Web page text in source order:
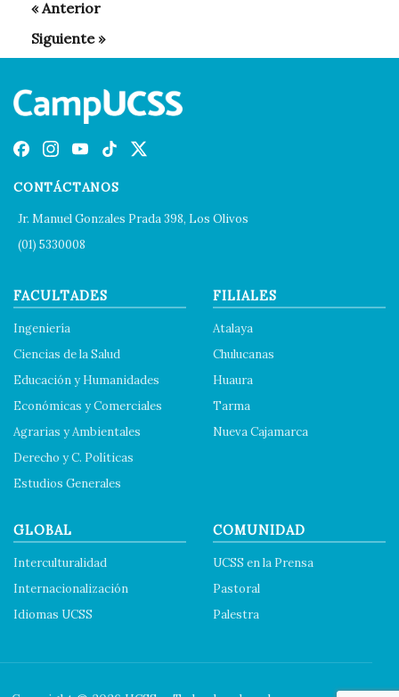
CONTÁCTANOS
Jr. Manuel Gonzales Prada 398, Los Olivos
(01) 5330008
FACULTADES
Ingeniería
Ciencias de la Salud
Educación y Humanidades
Económicas y Comerciales
Agrarias y Ambientales
Derecho y C. Políticas
Estudios Generales
FILIALES
Atalaya
Chulucanas
Huaura
Tarma
Nueva Cajamarca
GLOBAL
Interculturalidad
Internacionalización
Idiomas UCSS
COMUNIDAD
UCSS en la Prensa
Pastoral
Palestra